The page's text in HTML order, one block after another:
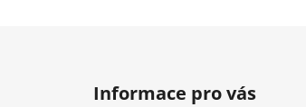
Informace pro vás